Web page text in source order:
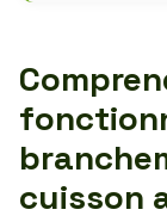
cuisson